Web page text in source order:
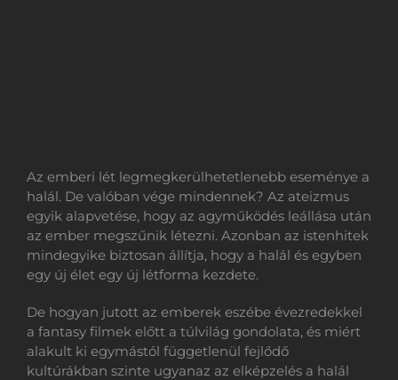
Az emberi lét legmegkerülhetetlenebb eseménye a
halál. De valóban vége mindennek? Az ateizmus
egyik alapvetése, hogy az agyműködés leállása után
az ember megszűnik létezni. Azonban az istenhitek
mindegyike biztosan állítja, hogy a halál és egyben
egy új élet egy új létforma kezdete.
De hogyan jutott az emberek eszébe évezredekkel
a fantasy filmek előtt a túlvilág gondolata, és miért
alakult ki egymástól függetlenül fejlődő
kultúrákban szinte ugyanaz az elképzelés a halál